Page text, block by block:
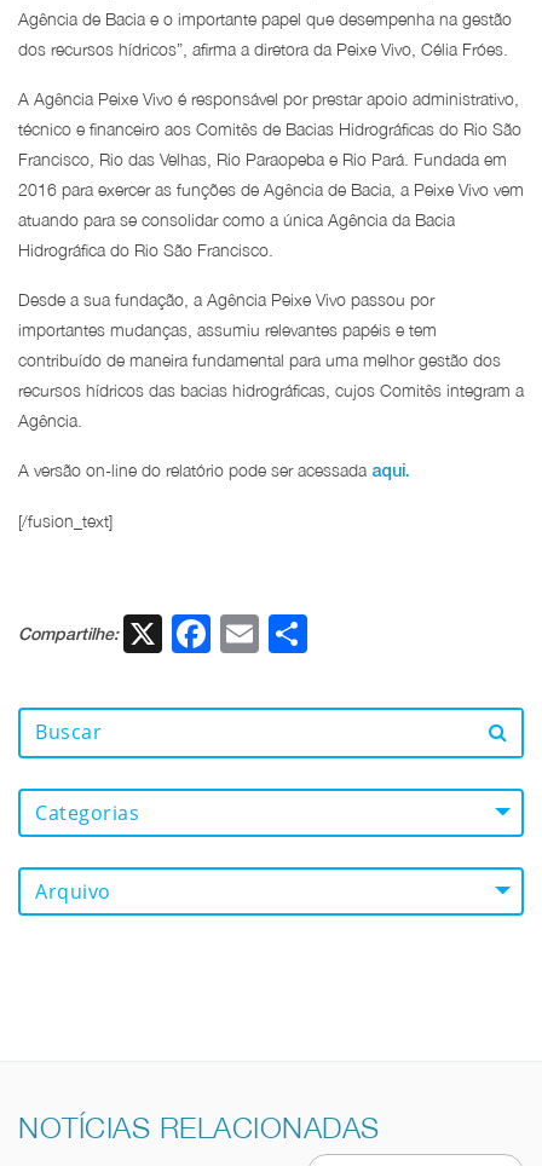
Agência de Bacia e o importante papel que desempenha na gestão
dos recursos hídricos”, afirma a diretora da Peixe Vivo, Célia Fróes.
A Agência Peixe Vivo é responsável por prestar apoio administrativo,
técnico e financeiro aos Comitês de Bacias Hidrográficas do Rio São
Francisco, Rio das Velhas, Rio Paraopeba e Rio Pará. Fundada em
2016 para exercer as funções de Agência de Bacia, a Peixe Vivo vem
atuando para se consolidar como a única Agência da Bacia
Hidrográfica do Rio São Francisco.
Desde a sua fundação, a Agência Peixe Vivo passou por
importantes mudanças, assumiu relevantes papéis e tem
contribuído de maneira fundamental para uma melhor gestão dos
recursos hídricos das bacias hidrográficas, cujos Comitês integram a
Agência.
A versão on-line do relatório pode ser acessada aqui.
[/fusion_text]
Compartilhe: X Facebook
Email
Categorias
Arquivo
NOTÍCIAS RELACIONADAS